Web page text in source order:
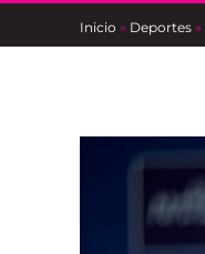
Inicio » Deportes »